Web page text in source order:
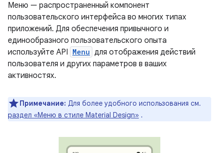
Меню — распространенный компонент
пользовательского интерфейса во многих типах
приложений. Для обеспечения привычного и
единообразного пользовательского опыта
используйте API Menu для отображения действий
пользователя и других параметров в ваших
активностях.
Примечание: Для более удобного использования см.
раздел «Меню в стиле Material Design» .